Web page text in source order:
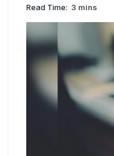
Read Time: 3 mins